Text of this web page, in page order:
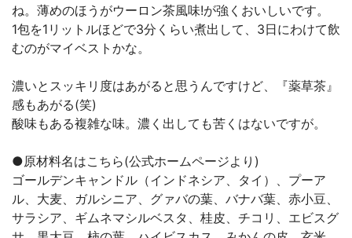
ね。薄めのほうがウーロン茶風味!が強くおいしいです。
1包を1リットルほどで3分くらい煮出して、3日にわけて飲
むのがマイベストかな。
濃いとスッキリ度はあがると思うんですけど、『薬草茶』
感もあがる(笑)
酸味もある複雑な味。濃く出しても苦くはないですが。
●原材料名はこちら(公式ホームページより)
ゴールデンキャンドル（インドネシア、タイ）、プーア
ル、大麦、ガルシニア、グァバの葉、バナバ葉、赤小豆、
サラシア、ギムネマシルベスタ、桂皮、チコリ、エビスグ